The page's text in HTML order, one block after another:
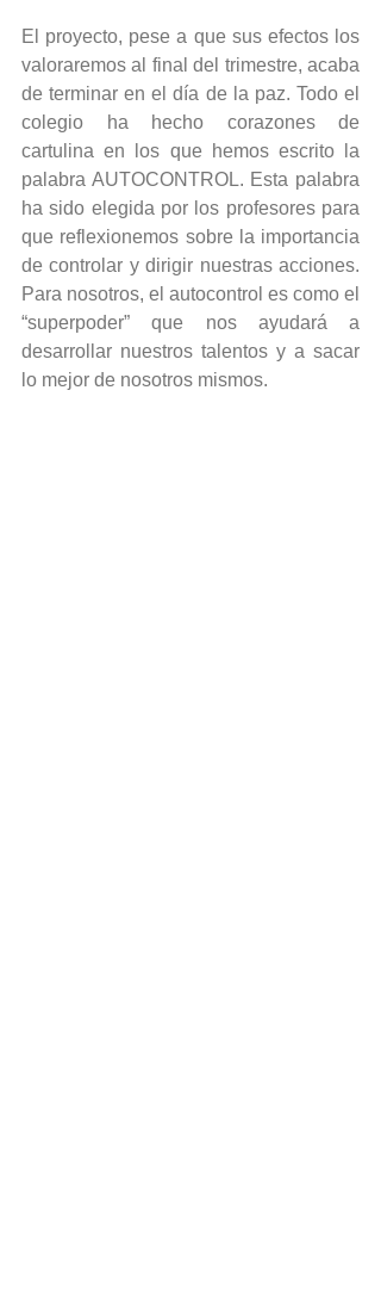
El proyecto, pese a que sus efectos los
valoraremos al final del trimestre, acaba
de terminar en el día de la paz. Todo el
colegio ha hecho corazones de
cartulina en los que hemos escrito la
palabra AUTOCONTROL. Esta palabra
ha sido elegida por los profesores para
que reflexionemos sobre la importancia
de controlar y dirigir nuestras acciones.
Para nosotros, el autocontrol es como el
“superpoder” que nos ayudará a
desarrollar nuestros talentos y a sacar
lo mejor de nosotros mismos.